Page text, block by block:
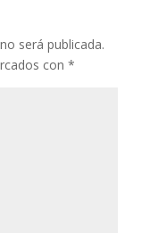
será publicada.
con *